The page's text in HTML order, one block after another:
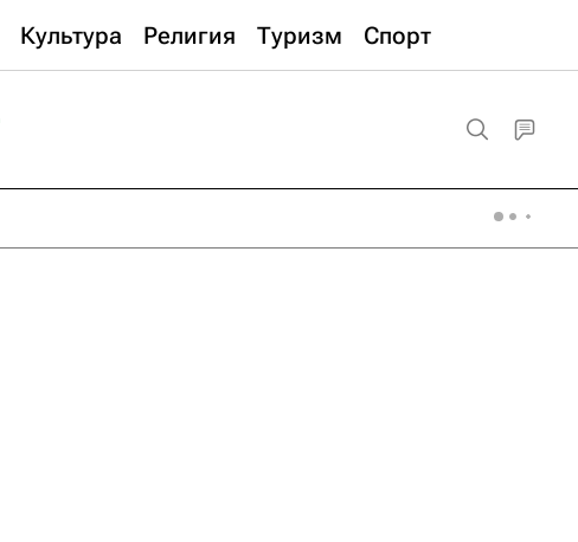
Культура Религия Туризм Спорт